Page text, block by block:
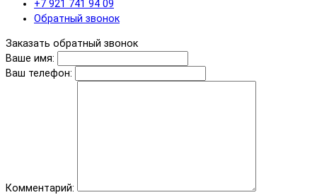
+7 921 741 94 09
Обратный звонок
Заказать обратный звонок
Ваше имя:
Ваш телефон:
Комментарий: